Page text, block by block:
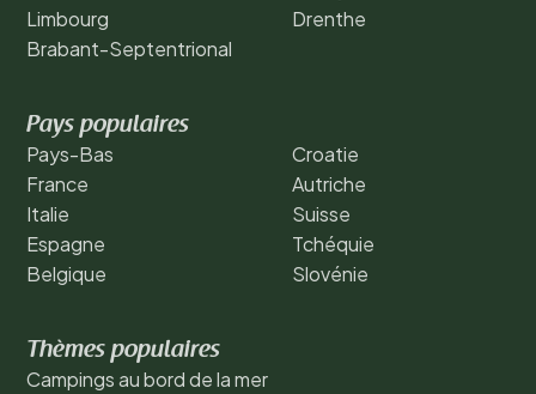
Limbourg
Brabant-Septentrional
Drenthe
Pays populaires
Pays-Bas
France
Italie
Espagne
Belgique
Croatie
Autriche
Suisse
Tchéquie
Slovénie
Thèmes populaires
Campings au bord de la mer